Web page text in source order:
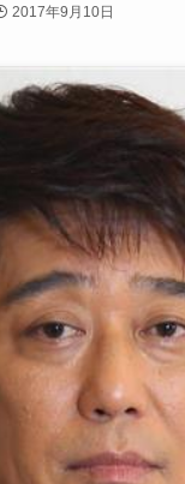
2017年9月10日